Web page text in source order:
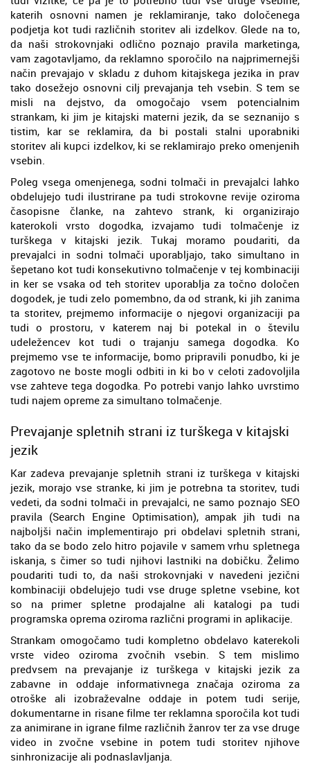
katerih osnovni namen je reklamiranje, tako določenega
podjetja kot tudi različnih storitev ali izdelkov. Glede na to,
da naši strokovnjaki odlično poznajo pravila marketinga,
vam zagotavljamo, da reklamno sporočilo na najprimernejši
način prevajajo v skladu z duhom kitajskega jezika in prav
tako dosežejo osnovni cilj prevajanja teh vsebin. S tem se
misli na dejstvo, da omogočajo vsem potencialnim
strankam, ki jim je kitajski materni jezik, da se seznanijo s
tistim, kar se reklamira, da bi postali stalni uporabniki
storitev ali kupci izdelkov, ki se reklamirajo preko omenjenih
vsebin.
Poleg vsega omenjenega, sodni tolmači in prevajalci lahko
obdelujejo tudi ilustrirane pa tudi strokovne revije oziroma
časopisne članke, na zahtevo strank, ki organizirajo
katerokoli vrsto dogodka, izvajamo tudi tolmačenje iz
turškega v kitajski jezik. Tukaj moramo poudariti, da
prevajalci in sodni tolmači uporabljajo, tako simultano in
šepetano kot tudi konsekutivno tolmačenje v tej kombinaciji
in ker se vsaka od teh storitev uporablja za točno določen
dogodek, je tudi zelo pomembno, da od strank, ki jih zanima
ta storitev, prejmemo informacije o njegovi organizaciji pa
tudi o prostoru, v katerem naj bi potekal in o številu
udeležencev kot tudi o trajanju samega dogodka. Ko
prejmemo vse te informacije, bomo pripravili ponudbo, ki je
zagotovo ne boste mogli odbiti in ki bo v celoti zadovoljila
vse zahteve tega dogodka. Po potrebi vanjo lahko uvrstimo
tudi najem opreme za simultano tolmačenje.
Prevajanje spletnih strani iz turškega v kitajski
jezik
Kar zadeva prevajanje spletnih strani iz turškega v kitajski
jezik, morajo vse stranke, ki jim je potrebna ta storitev, tudi
vedeti, da sodni tolmači in prevajalci, ne samo poznajo SEO
pravila (Search Engine Optimisation), ampak jih tudi na
najboljši način implementirajo pri obdelavi spletnih strani,
tako da se bodo zelo hitro pojavile v samem vrhu spletnega
iskanja, s čimer so tudi njihovi lastniki na dobičku. Želimo
poudariti tudi to, da naši strokovnjaki v navedeni jezični
kombinaciji obdelujejo tudi vse druge spletne vsebine, kot
so na primer spletne prodajalne ali katalogi pa tudi
programska oprema oziroma različni programi in aplikacije.
Strankam omogočamo tudi kompletno obdelavo katerekoli
vrste video oziroma zvočnih vsebin. S tem mislimo
predvsem na prevajanje iz turškega v kitajski jezik za
zabavne in oddaje informativnega značaja oziroma za
otroške ali izobraževalne oddaje in potem tudi serije,
dokumentarne in risane filme ter reklamna sporočila kot tudi
za animirane in igrane filme različnih žanrov ter za vse druge
video in zvočne vsebine in potem tudi storitev njihove
sinhronizacije ali podnaslavljanja.